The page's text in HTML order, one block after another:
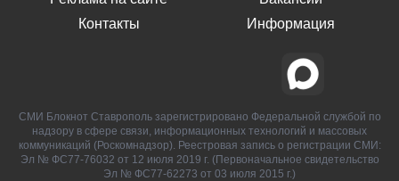
Контакты
Информация
СМИ Блокнот Ставрополь зарегистрировано Федеральной службой по
надзору в сфере связи, информационных технологий и массовых
коммуникаций (Роскомнадзор). Реестровая запись о регистрации СМИ:
Эл № ФС77-76032 от 12 июля 2019 г. (Первоначальное свидетельство
Эл № ФС77-62273 от 03 июля 2015 г.)